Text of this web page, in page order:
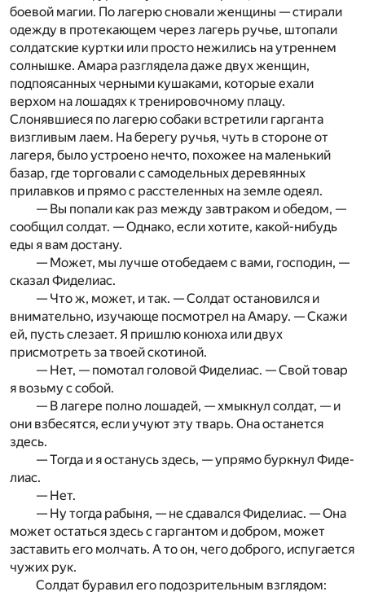
боевой магии. По лагерю сновали женщины — стирали
одежду в протекающем через лагерь ручье, штопали
солдатские куртки или просто нежились на утрен­нем
солнышке. Амара разглядела даже двух женщин,
подпоясанных черными кушаками, которые ехали
верхом на лошадях к тренировочному плацу.
Слонявшиеся по лагерю собаки встретили гарганта
визгливым лаем. На берегу ручья, чуть в стороне от
лагеря, было устроено нечто, похожее­ на маленький
базар, где торговали с самодельных деревянных
прилавков и прямо с расстеленных на земле одеял.
— Вы попали как раз между завтраком и обедом, —
сообщил солдат. — Однако, если хотите, какой-нибудь
еды я вам достану.
— Может, мы лучше отобедаем с вами, господин, —
сказал Фиделиас.
— Что ж, может, и так. — Солдат остановился и
внимательно, изучающе посмотрел на Амару. — Скажи
ей, пусть слезает. Я пришлю конюха или двух
присмотреть за твоей скотиной.
— Нет, — помотал головой Фиделиас. — Свой товар
я возьму с собой.
— В лагере полно лошадей, — хмыкнул солдат, — и
они взбесятся, если учуют эту тварь. Она останется
здесь.
— Тогда и я останусь здесь, — упрямо буркнул Фиде­
лиас.
— Нет.
— Ну тогда рабыня, — не сдавался Фиделиас. — Она
может остаться здесь с гаргантом и добром, может
заставить­ его молчать. А то он, чего доброго, испугается
чужих рук.
Солдат буравил его подозрительным взглядом: